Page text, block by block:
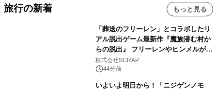
旅行の新着 もっと見る
「葬送のフリーレン」とコラボしたリ
アル脱出ゲーム最新作『魔族潜む村か
らの脱出』 フリーレンやヒンメルが武
器を手に魔族を見据える描き下ろしメ
インビジュアル公開
株式会社SCRAP
44分前
いよいよ明日から！「ニジゲンノモ